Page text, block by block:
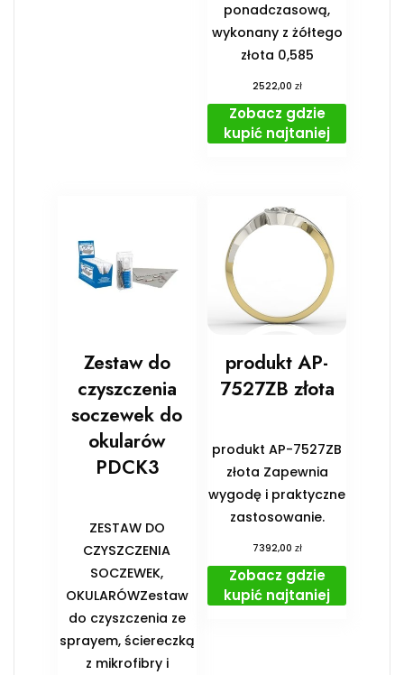
ponadczasową,
wykonany z żółtego
złota 0,585
2522,00 zł
Zobacz gdzie
kupić najtaniej
Zestaw do
czyszczenia
soczewek do
okularów
PDCK3
ZESTAW DO
CZYSZCZENIA
SOCZEWEK,
OKULARÓWZestaw
do czyszczenia ze
sprayem, ściereczką
z mikrofibry i
produkt AP-
7527ZB złota
produkt AP-7527ZB
złota Zapewnia
wygodę i praktyczne
zastosowanie.
7392,00 zł
Zobacz gdzie
kupić najtaniej